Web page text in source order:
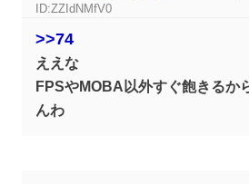
ID:ZZIdNMfV0
>>74
ええな
FPSやMOBA以外すぐ飽きるか
んわ